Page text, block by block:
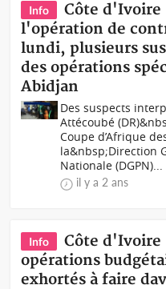
Info
Côte d'Ivoire
l'opération de
lundi, plusieurs
des opérations
Abidjan
Des suspects
Attécoubé
Coupe d’Afrique
la&nbsp;Direction
Nationale (DGPN)...
il y a 2 ans
Info
Côte d'Ivoire
opérations
exhortés à faire